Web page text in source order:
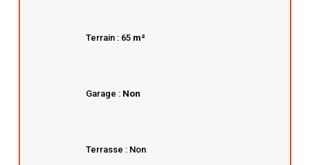
Terrain : 65 m²
Garage : Non
Terrasse : Non